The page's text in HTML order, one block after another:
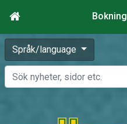
Bokning
Språk/language